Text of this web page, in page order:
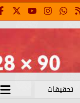
تحقيقات